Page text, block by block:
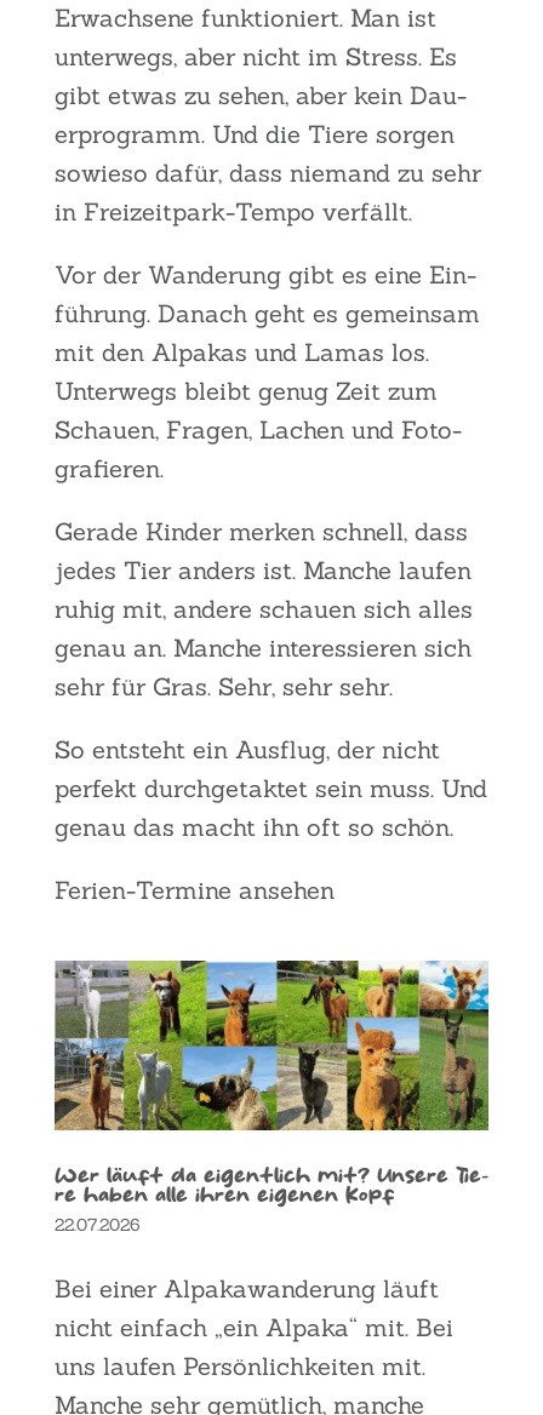
Erwach­se­ne funk­tio­niert. Man ist
unter­wegs, aber nicht im Stress. Es
gibt etwas zu sehen, aber kein Dau­
er­pro­gramm. Und die Tie­re sor­gen
sowie­so dafür, dass nie­mand zu sehr
in Frei­zeit­park-Tem­po ver­fällt.
Vor der Wan­de­rung gibt es eine Ein­
füh­rung. Danach geht es gemein­sam
mit den Alpa­kas und Lamas los.
Unter­wegs bleibt genug Zeit zum
Schau­en, Fra­gen, Lachen und Foto­
gra­fie­ren.
Gera­de Kin­der mer­ken schnell, dass
jedes Tier anders ist. Man­che lau­fen
ruhig mit, ande­re schau­en sich alles
genau an. Man­che inter­es­sie­ren sich
sehr für Gras. Sehr, sehr sehr.
So ent­steht ein Aus­flug, der nicht
per­fekt durch­ge­tak­tet sein muss. Und
genau das macht ihn oft so schön.
Feri­en-Ter­mi­ne anse­hen
Wer läuft da eigent­lich mit? Unse­re Tie­
re haben alle ihren eige­nen Kopf
22.07.2026
Bei einer Alpa­ka­wan­de­rung läuft
nicht ein­fach „ein Alpa­ka“ mit. Bei
uns lau­fen Per­sön­lich­kei­ten mit.
Man­che sehr gemüt­lich, man­che